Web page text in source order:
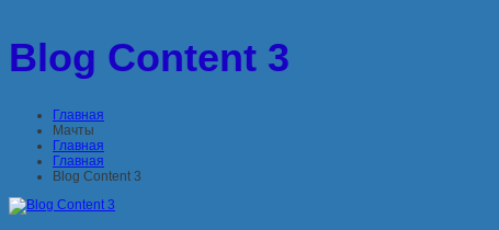
Blog Content 3
Главная
Мачты
Главная
Главная
Blog Content 3